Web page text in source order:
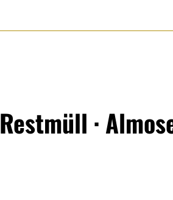
Restmüll ·